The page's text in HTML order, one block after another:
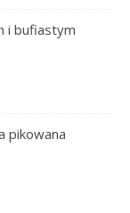
i bufiastym
pikowana